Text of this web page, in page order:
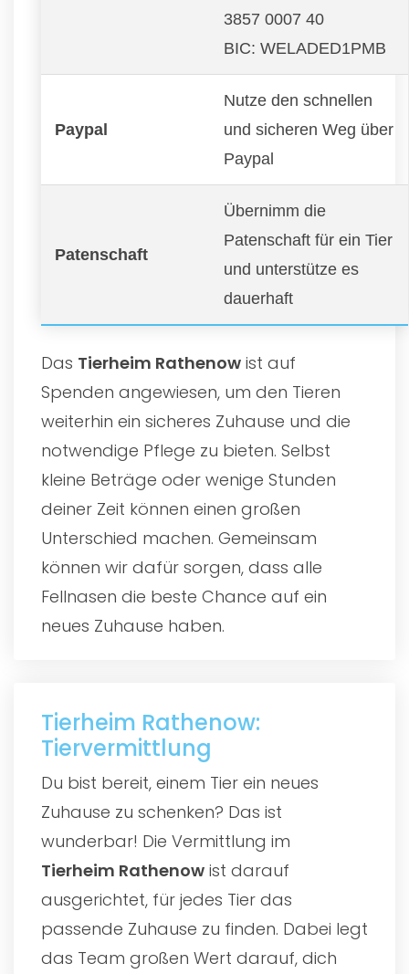
3857 0007 40
BIC: WELADED1PMB
Paypal
Nutze den schnellen
und sicheren Weg über
Paypal
Patenschaft
Übernimm die
Patenschaft für ein Tier
und unterstütze es
dauerhaft
Das Tierheim Rathenow ist auf
Spenden angewiesen, um den Tieren
weiterhin ein sicheres Zuhause und die
notwendige Pflege zu bieten. Selbst
kleine Beträge oder wenige Stunden
deiner Zeit können einen großen
Unterschied machen. Gemeinsam
können wir dafür sorgen, dass alle
Fellnasen die beste Chance auf ein
neues Zuhause haben.
Tierheim Rathenow:
Tiervermittlung
Du bist bereit, einem Tier ein neues
Zuhause zu schenken? Das ist
wunderbar! Die Vermittlung im
Tierheim Rathenow ist darauf
ausgerichtet, für jedes Tier das
passende Zuhause zu finden. Dabei legt
das Team großen Wert darauf, dich